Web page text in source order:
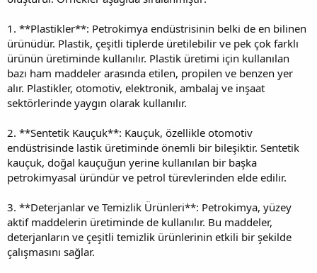
1. **Plastikler**: Petrokimya endüstrisinin belki de en bilinen
ürünüdür. Plastik, çeşitli tiplerde üretilebilir ve pek çok farklı
ürünün üretiminde kullanılır. Plastik üretimi için kullanılan
bazı ham maddeler arasında etilen, propilen ve benzen yer
alır. Plastikler, otomotiv, elektronik, ambalaj ve inşaat
sektörlerinde yaygın olarak kullanılır.
2. **Sentetik Kauçuk**: Kauçuk, özellikle otomotiv
endüstrisinde lastik üretiminde önemli bir bileşiktir. Sentetik
kauçuk, doğal kauçuğun yerine kullanılan bir başka
petrokimyasal üründür ve petrol türevlerinden elde edilir.
3. **Deterjanlar ve Temizlik Ürünleri**: Petrokimya, yüzey
aktif maddelerin üretiminde de kullanılır. Bu maddeler,
deterjanların ve çeşitli temizlik ürünlerinin etkili bir şekilde
çalışmasını sağlar.